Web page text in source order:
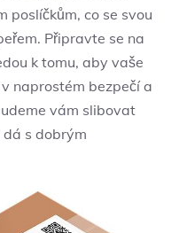
poslíčkům, co se svou
Připravte se na
k tomu, aby vaše
naprostém⁤ bezpečí a
vám slibovat
dá s dobrým